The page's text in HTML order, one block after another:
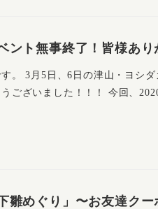
ント無事終了！皆様あり
。 3月5日、6日の津山・ヨシ
ございました！！！ 今回、
雛めぐり」〜お友達クー